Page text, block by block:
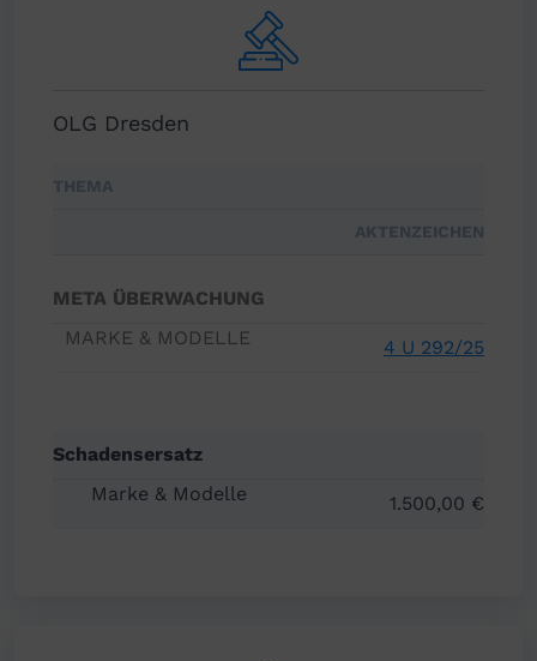
OLG Dresden
THEMA
AKTENZEICHEN
META ÜBERWACHUNG
4 U 292/25
Schadens­ersatz
1.500,00 €